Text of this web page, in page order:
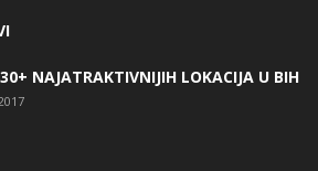
NAJATRAKTIVNIJIH LOKACIJA U BIH